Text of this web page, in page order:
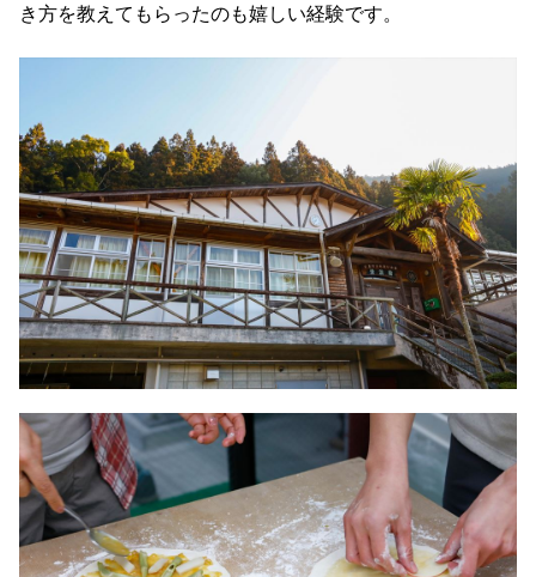
き方を教えてもらったのも嬉しい経験です。